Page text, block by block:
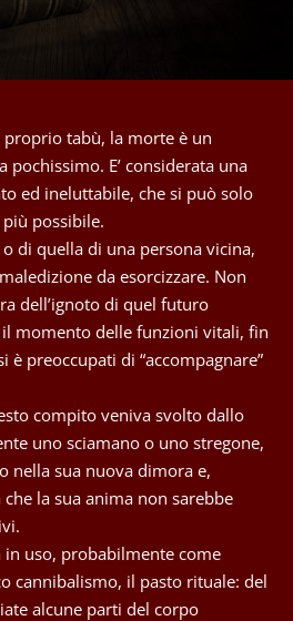
tabù, la morte è un
E’ considerata una
ed ineluttabile, che si può solo
possibile.
di quella di una persona vicina,
da esorcizzare. Non
dell’ignoto di quel futuro
il momento delle funzioni vitali, fin
preoccupati di “accompagnare”
compito veniva svolto dallo
uno sciamano o uno stregone,
nella sua nuova dimora e,
la sua anima non sarebbe
in uso, probabilmente come
cannibalismo, il pasto rituale: del
alcune parti del corpo